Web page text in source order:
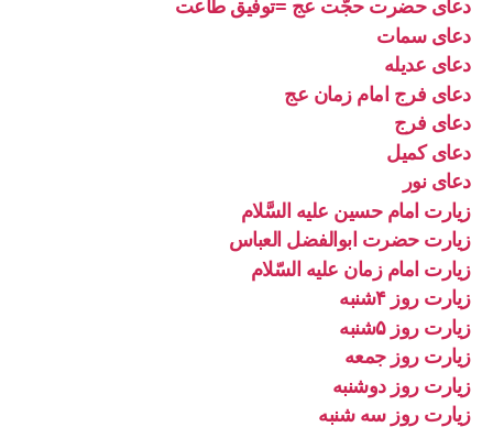
دعای حضرت حجّت عج =توفیق طاعت
دعای سمات
دعای عدیله
دعای فرج امام زمان عج
دعای فرج
دعای کمیل
دعای نور
زیارت امام حسین علیه السَّلام
زیارت حضرت ابوالفضل العباس
زیارت امام زمان علیه السّلام
زیارت روز ۴شنبه
زیارت روز ۵شنبه
زیارت روز جمعه
زیارت روز دوشنبه
زیارت روز سه شنبه